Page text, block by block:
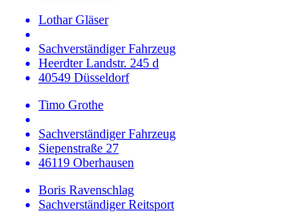
Lothar Gläser
Sachverständiger Fahrzeug
Heerdter Landstr. 245 d
40549 Düsseldorf
Timo Grothe
Sachverständiger Fahrzeug
Siepenstraße 27
46119 Oberhausen
Boris Ravenschlag
Sachverständiger Reitsport